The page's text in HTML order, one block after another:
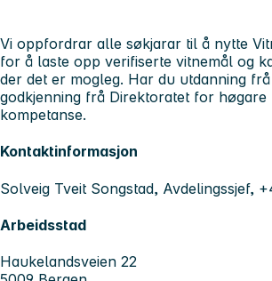
Vi oppfordrar alle søkjarar til å nytte
for å laste opp verifiserte vitnemål og
der det er mogleg. Har du utdanning
godkjenning frå Direktoratet for høgare
kompetanse.
Kontaktinformasjon
Solveig Tveit Songstad, Avdelingssjef,
Arbeidsstad
Haukelandsveien 22